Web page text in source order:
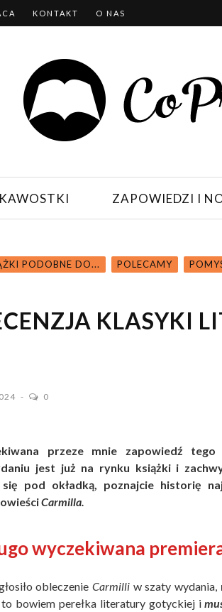
KONTAKT O NAS
ZAPOWIEDZI I
PODOBNE DO... POLECAMY
KLASYKI
0
przeze mnie zapowiedź
jest już na rynku książki i
pod okładką, poznajcie historię
Carmilla.
wyczekiwana
obleczenieCarmilli w szaty wydania,
to bowiem perełka literatury gotyckiej i